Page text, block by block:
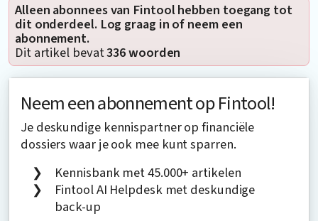
Alleen abonnees van Fintool hebben toegang tot
dit onderdeel. Log graag in of neem een
abonnement.
Dit artikel bevat336 woorden
Neem een abonnement op Fintool!
Je deskundige kennispartner op financiële
dossiers waar je ook mee kunt sparren.
Kennisbank met 45.000+ artikelen
Fintool AI Helpdesk met deskundige
back-up